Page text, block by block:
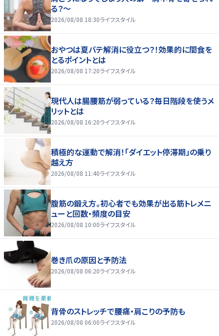
る？～
2026/08/08 18:30ライフスタイル
おやつは夏バテ解消に役立つ？！効果的に間食を
とるポイントとは
2026/08/08 17:20ライフスタイル
現代人は腸腰筋が弱っている？毎日階段を使うメ
リットとは
2026/08/08 16:20ライフスタイル
積極的な運動で解消！「ダイエット停滞期」の乗り
越え方
2026/08/08 11:40ライフスタイル
腹筋の鍛え方。初心者でも効果が出る筋トレメニ
ューと回数・頻度の目安
2026/08/08 10:00ライフスタイル
巻き爪の原因と予防法
2026/08/08 06:20ライフスタイル
背骨のストレッチで腰痛・肩こりの予防も
2026/08/08 06:00ライフスタイル